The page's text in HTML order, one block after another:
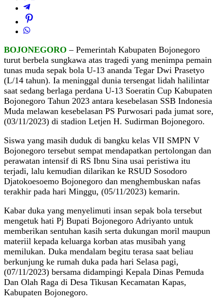
BOJONEGORO – Pemerintah Kabupaten Bojonegoro
turut berbela sungkawa atas tragedi yang menimpa pemain
tunas muda sepak bola U-13 ananda Tegar Dwi Prasetyo
(L/14 tahun). Ia meninggal dunia tersengat lidah halilintar
saat sedang berlaga perdana U-13 Soeratin Cup Kabupaten
Bojonegoro Tahun 2023 antara kesebelasan SSB Indonesia
Muda melawan kesebelasan PS Purwosari pada jumat sore,
(03/11/2023) di stadion Letjen H. Sudirman Bojonegoro.
Siswa yang masih duduk di bangku kelas VII SMPN V
Bojonegoro tersebut sempat mendapatkan pertolongan dan
perawatan intensif di RS Ibnu Sina usai peristiwa itu
terjadi, lalu kemudian dilarikan ke RSUD Sosodoro
Djatokoesoemo Bojonegoro dan menghembuskan nafas
terakhir pada hari Minggu, (05/11/2023) kemarin.
Kabar duka yang menyelimuti insan sepak bola tersebut
mengetuk hati Pj Bupati Bojonegoro Adriyanto untuk
memberikan sentuhan kasih serta dukungan moril maupun
materiil kepada keluarga korban atas musibah yang
memilukan. Duka mendalam begitu terasa saat beliau
berkunjung ke rumah duka pada hari Selasa pagi,
(07/11/2023) bersama didampingi Kepala Dinas Pemuda
Dan Olah Raga di Desa Tikusan Kecamatan Kapas,
Kabupaten Bojonegoro.